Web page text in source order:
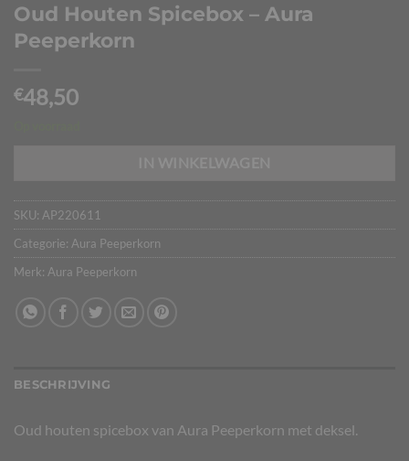
Oud Houten Spicebox – Aura
Peeperkorn
€48,50
SKU: AP220611
Categorie: Aura Peeperkorn
Merk: Aura Peeperkorn
BESCHRIJVING
Oud houten spicebox van Aura Peeperkorn met deksel.